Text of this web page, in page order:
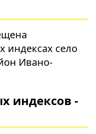
индексах село
Ивано-
индексов -